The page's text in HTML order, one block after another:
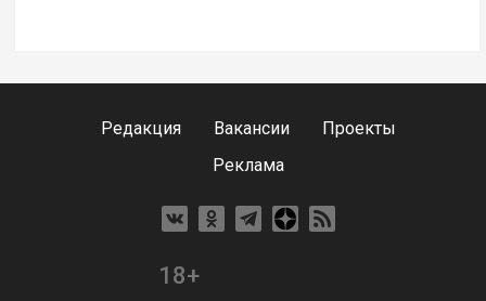
Редакция Вакансии
Проекты
Реклама
18+